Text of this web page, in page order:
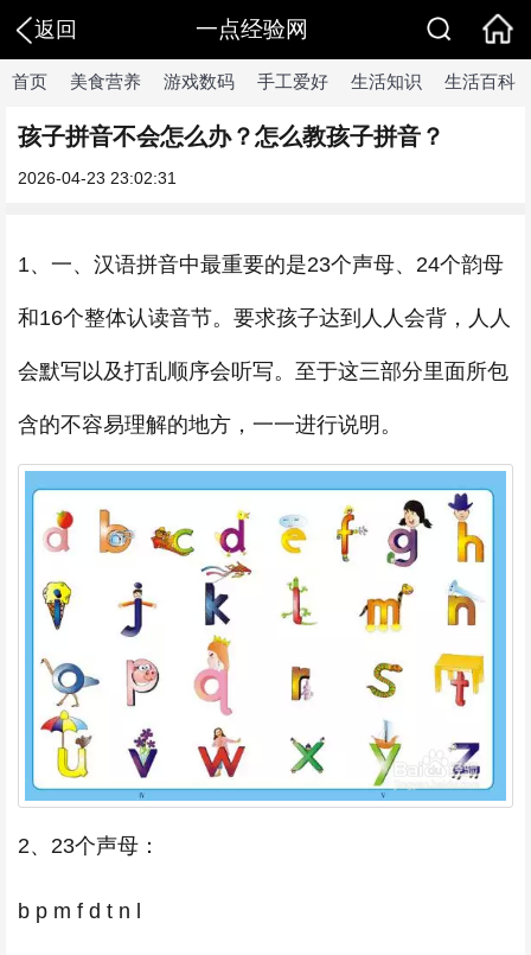
返回 一点经验网
首页 美食营养 游戏数码 手工爱好 生活知识 生活百科
孩子拼音不会怎么办？怎么教孩子拼音？
2026-04-23 23:02:31
1、一、汉语拼音中最重要的是23个声母、24个韵母
和16个整体认读音节。要求孩子达到人人会背，人人
会默写以及打乱顺序会听写。至于这三部分里面所包
含的不容易理解的地方，一一进行说明。
2、23个声母：
b p m f d t n l